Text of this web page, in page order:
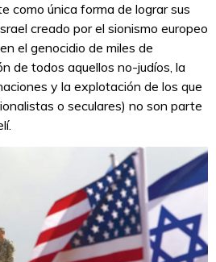
como única forma de lograr sus
creado por el sionismo europeo
el genocidio de miles de
de todos aquellos no-judíos, la
y la explotación de los que
o seculares) no son parte